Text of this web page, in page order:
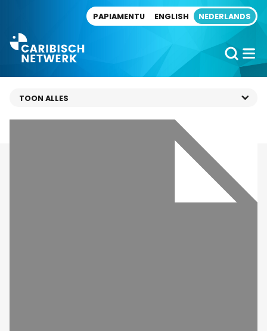
PAPIAMENTU ENGLISH NEDERLANDS